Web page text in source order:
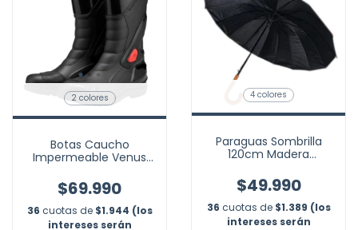
2 colores
Botas Caucho
Impermeable Venus
Reflectiva
$69.990
36 cuotas de $1.944 (los
intereses serán
4 colores
Paraguas Sombrilla
120cm Madera
Grande
$49.990
36 cuotas de $1.389 (los
intereses serán